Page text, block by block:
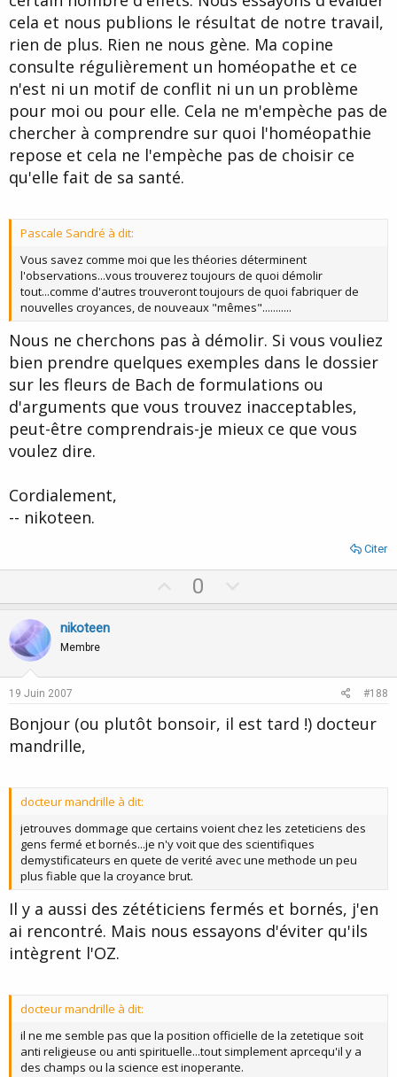
cela et nous publions le résultat de notre travail,
rien de plus. Rien ne nous gène. Ma copine
consulte régulièrement un homéopathe et ce
n'est ni un motif de conflit ni un un problème
pour moi ou pour elle. Cela ne m'empèche pas de
chercher à comprendre sur quoi l'homéopathie
repose et cela ne l'empèche pas de choisir ce
qu'elle fait de sa santé.
Pascale Sandré à dit:
Vous savez comme moi que les théories déterminent
l'observations...vous trouverez toujours de quoi démolir
tout...comme d'autres trouveront toujours de quoi fabriquer de
nouvelles croyances, de nouveaux "mêmes"...........
Nous ne cherchons pas à démolir. Si vous vouliez
bien prendre quelques exemples dans le dossier
sur les fleurs de Bach de formulations ou
d'arguments que vous trouvez inacceptables,
peut-être comprendrais-je mieux ce que vous
voulez dire.
Cordialement,
-- nikoteen.
Citer
p
t
0
o
v
e
nikoteen
Membre
19 Juin 2007 #188
Bonjour (ou plutôt bonsoir, il est tard !) docteur
mandrille,
docteur mandrille à dit:
jetrouves dommage que certains voient chez les zeteticiens des
gens fermé et bornés...je n'y voit que des scientifiques
demystificateurs en quete de verité avec une methode un peu
plus fiable que la croyance brut.
Il y a aussi des zététiciens fermés et bornés, j'en
ai rencontré. Mais nous essayons d'éviter qu'ils
intègrent l'OZ.
docteur mandrille à dit:
il ne me semble pas que la position officielle de la zetetique soit
anti religieuse ou anti spirituelle...tout simplement aprcequ'il y a
des champs ou la science est inoperante.